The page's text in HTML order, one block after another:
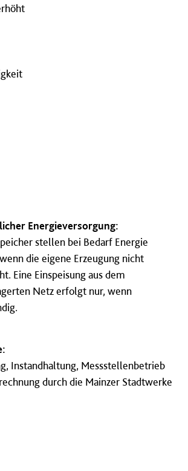
Energieversorgung:
stellen bei Bedarf Energie
die eigene Erzeugung nicht
Eine Einspeisung aus dem
Netz erfolgt nur, wenn
Instandhaltung, Messstellenbetrieb
durch die Mainzer Stadtwerke